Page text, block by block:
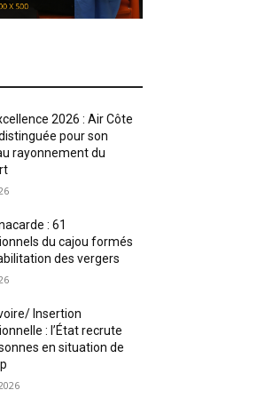
2026 : Air Côte
pour son
rayonnement du
: 61
du cajou formés
des vergers
Insertion
: l’État recrute
en situation de